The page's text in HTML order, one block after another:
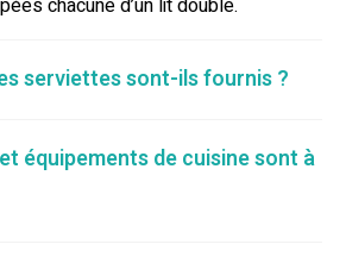
serviettes sont-ils fournis ?
équipements de cuisine sont à